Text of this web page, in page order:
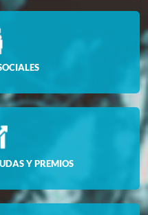
Y PREMIOS